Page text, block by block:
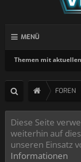
MENÜ
Themen mit
FOREN
Diese Seite
weiterhin auf
unseren Einsatz
Informationen